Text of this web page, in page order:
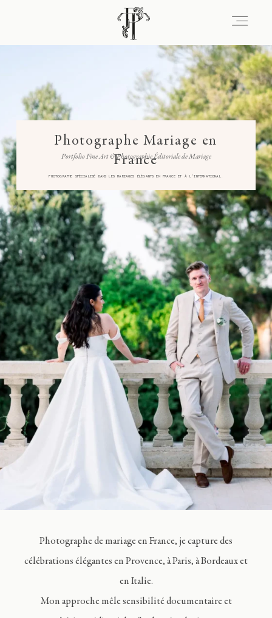
Photographe Mariage en
France
Portfolio Fine Art & Photographie Éditoriale de Mariage
PHOTOGRAPHE SPÉCIALISÉ DANS LES MARIAGES ÉLÉGANTS EN FRANCE ET À L’INTERNATIONAL.
Photographe de mariage en France, je capture des
célébrations élégantes en Provence, à Paris, à Bordeaux et
en Italie.
Mon approche mêle sensibilité documentaire et
Signature
Lieux
Expérience
Journal
Contact
FR
EN